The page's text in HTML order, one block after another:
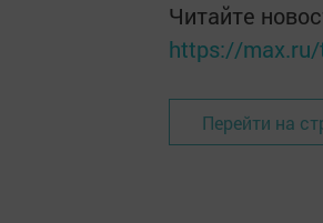
Читайте
https://
Перейти на